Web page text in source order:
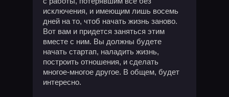
исключения, и имеющим лишь восемь
дней на то, чтоб начать жизнь заново.
Вот вам и придется заняться этим
вместе с ним. Вы должны будете
начать стартап, наладить жизнь,
построить отношения, и сделать
многое-многое другое. В общем, будет
интересно.